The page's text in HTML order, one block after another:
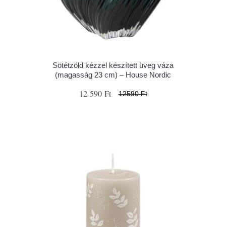
Sötétzöld kézzel készített üveg váza
(magasság 23 cm) – House Nordic
12 590 Ft 12590 Ft